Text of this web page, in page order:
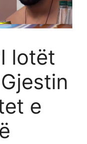
lotët
e